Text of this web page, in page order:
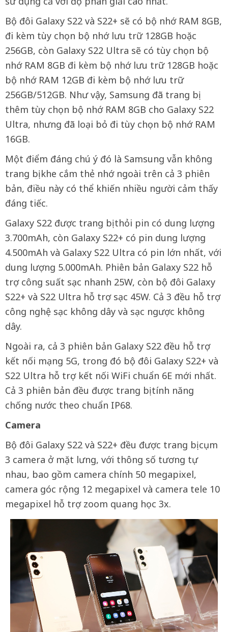
Bộ đôi Galaxy S22 và S22+ sẽ có bộ nhớ RAM 8GB,
đi kèm tùy chọn bộ nhớ lưu trữ 128GB hoặc
256GB, còn Galaxy S22 Ultra sẽ có tùy chọn bộ
nhớ RAM 8GB đi kèm bộ nhớ lưu trữ 128GB hoặc
bộ nhớ RAM 12GB đi kèm bộ nhớ lưu trữ
256GB/512GB. Như vậy, Samsung đã trang bị
thêm tùy chọn bộ nhớ RAM 8GB cho Galaxy S22
Ultra, nhưng đã loại bỏ đi tùy chọn bộ nhớ RAM
16GB.
Một điểm đáng chú ý đó là Samsung vẫn không
trang bị khe cắm thẻ nhớ ngoài trên cả 3 phiên
bản, điều này có thể khiến nhiều người cảm thấy
đáng tiếc.
Galaxy S22 được trang bị thỏi pin có dung lượng
3.700mAh, còn Galaxy S22+ có pin dung lượng
4.500mAh và Galaxy S22 Ultra có pin lớn nhất, với
dung lượng 5.000mAh. Phiên bản Galaxy S22 hỗ
trợ công suất sạc nhanh 25W, còn bộ đôi Galaxy
S22+ và S22 Ultra hỗ trợ sạc 45W. Cả 3 đều hỗ trợ
công nghệ sạc không dây và sạc ngược không
dây.
Ngoài ra, cả 3 phiên bản Galaxy S22 đều hỗ trợ
kết nối mạng 5G, trong đó bộ đôi Galaxy S22+ và
S22 Ultra hỗ trợ kết nối WiFi chuẩn 6E mới nhất.
Cả 3 phiên bản đều được trang bị tính năng
chống nước theo chuẩn IP68.
Camera
Bộ đôi Galaxy S22 và S22+ đều được trang bị cụm
3 camera ở mặt lưng, với thông số tương tự
nhau, bao gồm camera chính 50 megapixel,
camera góc rộng 12 megapixel và camera tele 10
megapixel hỗ trợ zoom quang học 3x.